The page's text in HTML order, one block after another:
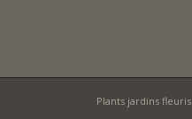
Plants jardins fleuris